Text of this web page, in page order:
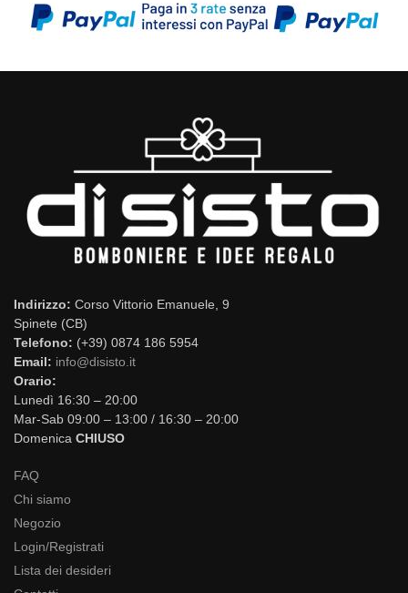
Indirizzo: Corso Vittorio Emanuele, 9
Spinete (CB)
Telefono: (+39) 0874 186 5954
Email: info@disisto.it
Orario:
Lunedì 16:30 – 20:00
Mar-Sab 09:00 – 13:00 / 16:30 – 20:00
Domenica CHIUSO
FAQ
Chi siamo
Negozio
Login/Registrati
Lista dei desideri